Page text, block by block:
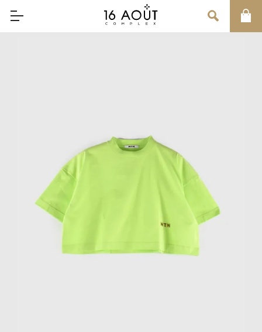
OUR INFORMATION
お問い合わせ